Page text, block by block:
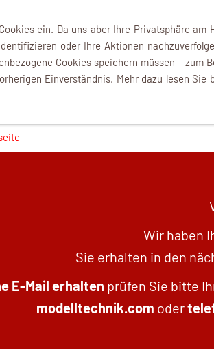
Wir haben
Sie erhalten in den
E-Mail erhalten prüfen Sie bitte
modelltechnik.com oder
ein. Da uns aber Ihre Privatsphäre am
oder Ihre Aktionen
Cookies speichern müssen – zum
Einverständnis. Mehr dazu lesen Sie